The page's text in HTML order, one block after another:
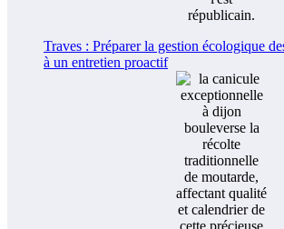
Traves : Préparer la gestion écologique
à un entretien proactif